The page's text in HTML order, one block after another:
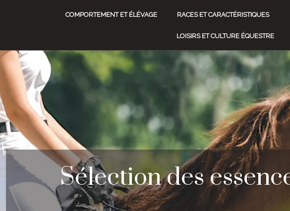
RACES ET CARACTÉRISTIQUES
COMPORTEMENT ET ÉLÉVAGE
LOISIRS ET CULTURE ÉQUESTRE
Sélection des